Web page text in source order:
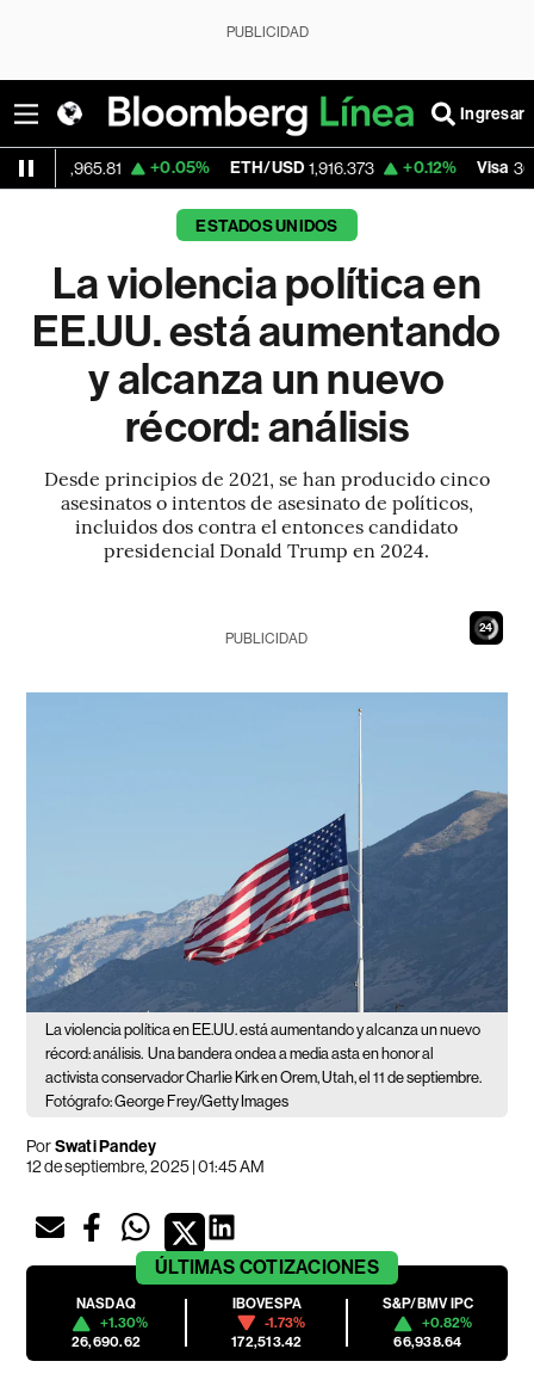
PUBLICIDAD
Ingresar
+0.05% ETH/USD 1,916.373 +0.12% Visa 362.50 -
ESTADOS UNIDOS
La violencia política en
EE.UU. está aumentando
y alcanza un nuevo
récord: análisis
Desde principios de 2021, se han producido cinco
asesinatos o intentos de asesinato de políticos,
incluidos dos contra el entonces candidato
presidencial Donald Trump en 2024.
23
PUBLICIDAD
La violencia política en EE.UU. está aumentando y alcanza un nuevo
récord: análisis. Una bandera ondea a media asta en honor al
activista conservador Charlie Kirk en Orem, Utah, el 11 de septiembre.
Fotógrafo: George Frey/Getty Images
PorSwati Pandey
12 de septiembre, 2025 | 01:45 AM
ÚLTIMAS COTIZACIONES
NASDAQ
+1.30%
26,690.62
IBOVESPA
-1.73%
172,513.42
S&P/BMV IPC
+0.82%
66,938.64